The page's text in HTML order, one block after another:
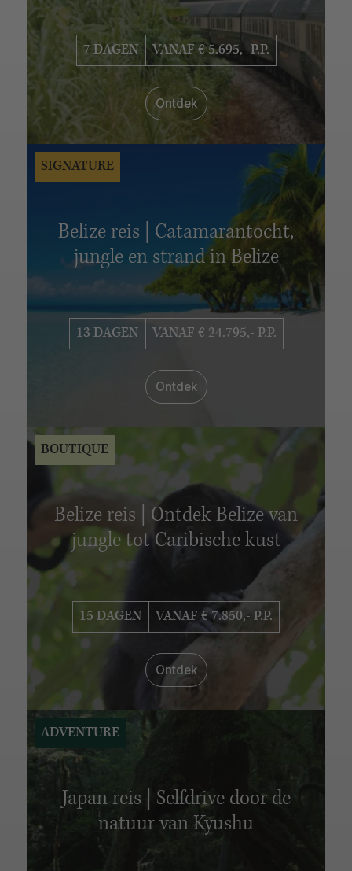
Adventure Boutique Signature
INTERESSES
Strand Steden Cruise Familiereizen
Wildlife
Treinreizen
Zelf rijden
National Geographic Expeditions
Reizen met impact
Expeditiecruises
Maart April Mei Juni
Juli
Augustus
September Oktober
November
11 - 15 dagen
16 - 20 dagen
26 - 30 dagen
7 DAGEN VANAF € 5.695,- P.P.
Ontdek
Belize reis | Catamarantocht,
jungle en strand in Belize
13 DAGEN VANAF € 24.795,- P.P.
Ontdek
SIGNATURE
Belize reis | Ontdek Belize van
jungle tot Caribische kust
15 DAGEN VANAF € 7.850,- P.P.
Ontdek
BOUTIQUE
Japan reis | Selfdrive door de
natuur van Kyushu
ADVENTURE